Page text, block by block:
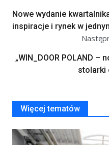
Nowe wydanie
inspiracje i rynek w
„WIN_DOOR POLAND
stolarki
Więcej tematów